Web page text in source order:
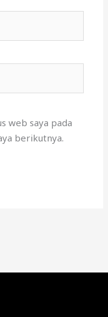
web saya pada
berikutnya.